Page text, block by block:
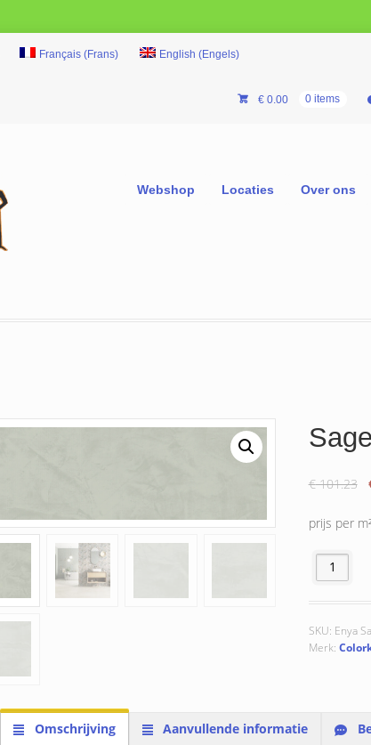
Français (Frans) English (Engels)
€0.00 0 items
Webshop Locaties Over ons
€101.23
prijs per
Sage
SKU: Enya
Merk:
Omschrijving Aanvullende informatie